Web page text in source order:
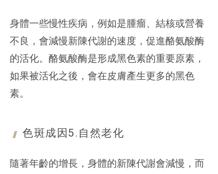
身體一些慢性疾病，例如是腫瘤、結核或營養
不良，會減慢新陳代謝的速度，促進酪氨酸酶
的活化。酪氨酸酶是形成黑色素的重要原素，
如果被活化之後，會在皮膚產生更多的黑色
素。
色斑成因5. 自然老化
隨著年齡的增長，身體的新陳代謝會減慢，而